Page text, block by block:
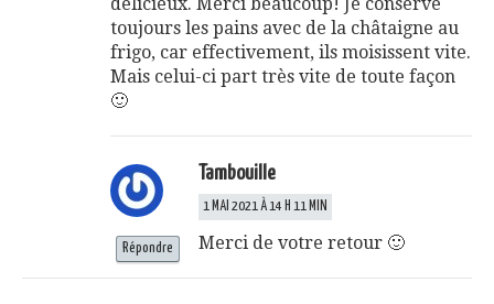
toujours les pains avec de la châtaigne au
frigo, car effectivement, ils moisissent vite.
Mais celui-ci part très vite de toute façon
🙂
Tambouille
1 MAI 2021 À 14 H 11 MIN
Merci de votre retour 🙂
Répondre